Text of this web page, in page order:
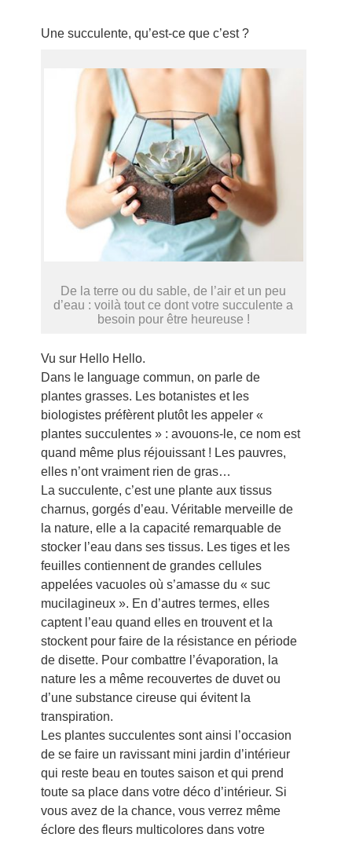
Une succulente, qu’est-ce que c’est ?
De la terre ou du sable, de l’air et un peu
d’eau : voilà tout ce dont votre succulente a
besoin pour être heureuse !
Vu sur Hello Hello.
Dans le language commun, on parle de
plantes grasses. Les botanistes et les
biologistes préfèrent plutôt les appeler «
plantes succulentes » : avouons-le, ce nom est
quand même plus réjouissant ! Les pauvres,
elles n’ont vraiment rien de gras…
La succulente, c’est une plante aux tissus
charnus, gorgés d’eau. Véritable merveille de
la nature, elle a la capacité remarquable de
stocker l’eau dans ses tissus. Les tiges et les
feuilles contiennent de grandes cellules
appelées vacuoles où s’amasse du « suc
mucilagineux ». En d’autres termes, elles
captent l’eau quand elles en trouvent et la
stockent pour faire de la résistance en période
de disette. Pour combattre l’évaporation, la
nature les a même recouvertes de duvet ou
d’une substance cireuse qui évitent la
transpiration.
Les plantes succulentes sont ainsi l’occasion
de se faire un ravissant mini jardin d’intérieur
qui reste beau en toutes saison et qui prend
toute sa place dans votre déco d’intérieur. Si
vous avez de la chance, vous verrez même
éclore des fleurs multicolores dans votre